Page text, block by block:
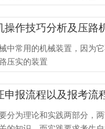
操作技巧分析及压路
中常用的机械装置，因为
压实的装置
申报流程以及报考流
分为理论和实践两部分，